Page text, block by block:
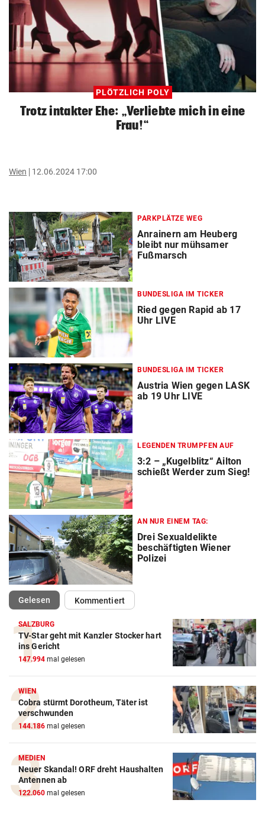
PLÖTZLICH POLY
Trotz intakter Ehe: „Verliebte mich in eine
Frau!“
Wien 12.06.2024 17:00
PARKPLÄTZE WEG
Anrainern am Heuberg
bleibt nur mühsamer
Fußmarsch
BUNDESLIGA IM TICKER
Ried gegen Rapid ab 17
Uhr LIVE
BUNDESLIGA IM TICKER
Austria Wien gegen LASK
ab 19 Uhr LIVE
LEGENDEN TRUMPFEN AUF
3:2 – „Kugelblitz“ Ailton
schießt Werder zum Sieg!
AN NUR EINEM TAG:
Drei Sexualdelikte
beschäftigten Wiener
Polizei
Gelesen(ausgewählt)Kommentiert
SALZBURG
TV-Star geht mit Kanzler Stocker hart
ins Gericht
147.994 mal gelesen
WIEN
Cobra stürmt Dorotheum, Täter ist
verschwunden
144.186 mal gelesen
MEDIEN
Neuer Skandal! ORF dreht Haushalten
Antennen ab
122.060 mal gelesen